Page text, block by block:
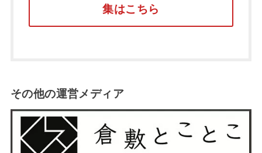
集はこちら
その他の運営メディア